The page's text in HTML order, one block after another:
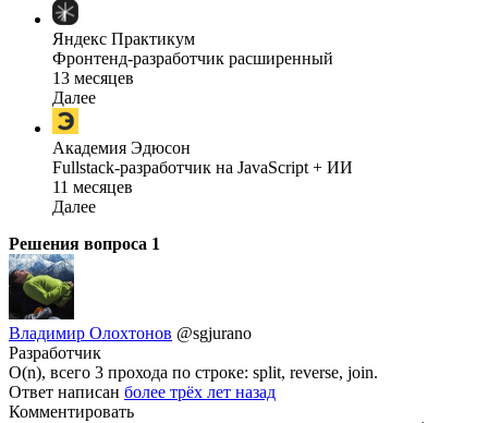
Яндекс Практикум
Фронтенд-разработчик расширенный
13 месяцев
Далее
Академия Эдюсон
Fullstack-разработчик на JavaScript + ИИ
11 месяцев
Далее
Решения вопроса 1
Владимир Олохтонов @sgjurano
Разработчик
O(n), всего 3 прохода по строке: split, reverse, join.
Ответ написан более трёх лет назад
Комментировать